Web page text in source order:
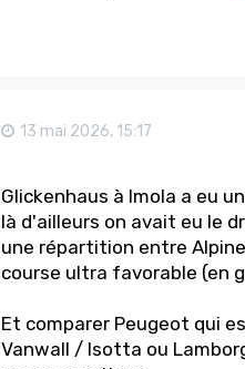
13 mai 2026, 15:17
Glickenhaus à Imola a eu
là d'ailleurs on avait eu le
une répartition entre
course ultra favorable (en
Et comparer Peugeot qui
Vanwall / Isotta ou